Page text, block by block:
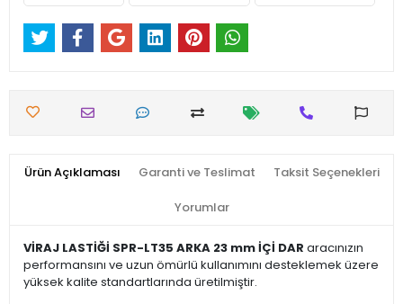
Ürün Açıklaması Garanti ve Teslimat Taksit Seçenekleri
Yorumlar
VİRAJ LASTİĞİ SPR-LT35 ARKA 23 mm İÇİ DAR aracınızın
performansını ve uzun ömürlü kullanımını desteklemek üzere
yüksek kalite standartlarında üretilmiştir.